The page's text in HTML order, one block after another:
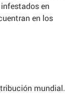
en
en los
mundial.